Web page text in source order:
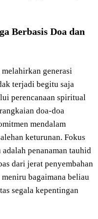
Berbasis Doa dan
generasi
terjadi begitu saja
perencanaan spiritual
doa-doa
mendalam
keturunan. Fokus
penanaman tauhid
dari jerat penyembahan
bagaimana beliau
segala kepentingan